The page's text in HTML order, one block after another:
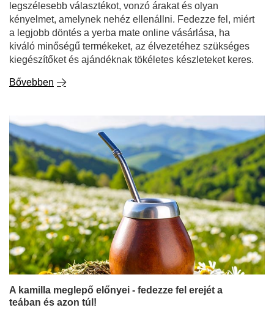
legszélesebb választékot, vonzó árakat és olyan
kényelmet, amelynek nehéz ellenállni. Fedezze fel, miért
a legjobb döntés a yerba mate online vásárlása, ha
kiváló minőségű termékeket, az élvezetéhez szükséges
kiegészítőket és ajándéknak tökéletes készleteket keres.
Bővebben
A kamilla meglepő előnyei - fedezze fel erejét a
teában és azon túl!